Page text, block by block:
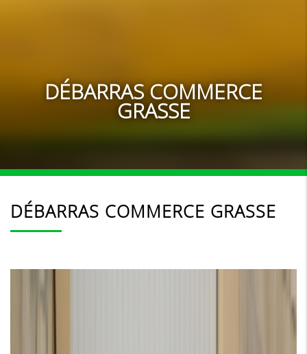
DÉBARRAS COMMERCE
GRASSE
DÉBARRAS COMMERCE GRASSE